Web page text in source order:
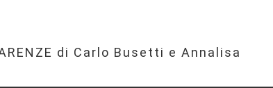
di Carlo Busetti e Annalisa